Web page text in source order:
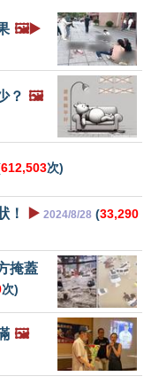
🖼️▶️
？ 🖼️
612,503次)
！ ▶️ 2024/8/28 (33,290
掩蓋
次)
🖼️